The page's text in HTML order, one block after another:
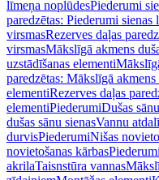
līmeņa noplūdesPiederumi
paredzētas: Piederumi sienas
virsmasRezerves daļas
virsmasMākslīgā akmens
uzstādīšanas elementi
paredzētas: Mākslīgā akmens
elementiRezerves daļas
elementiPiederumiDušas
dušas sānu sienasVannu
durvisPiederumiNišas
novietošanas kārbasPiederumi
akrilaTaisnstūra vannas